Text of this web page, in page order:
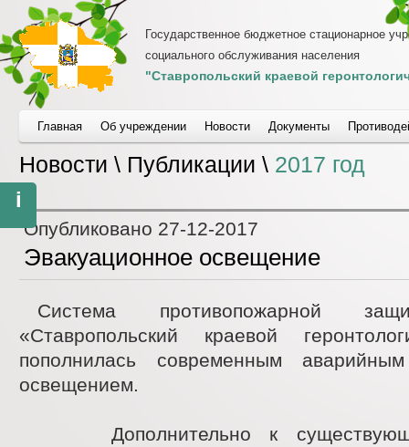
Государственное бюджетное стационарное
социального обслуживания населения
"Ставропольский краевой
i
Главная Об учреждении Новости Документы
Новости \ Публикации \ 2017 год
Опубликовано 27-12-2017
Эвакуационное освещение
Система противопожарной
«Ставропольский краевой
пополнилась современным
освещением.
Дополнительно к